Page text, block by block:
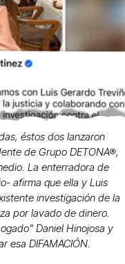
éstos dos lanzaron
de Grupo DETONA®,
La enterradora de
afirma que ella y Luis
investigación de la
por lavado de dinero.
Daniel Hinojosa y
esa DIFAMACIÓN.